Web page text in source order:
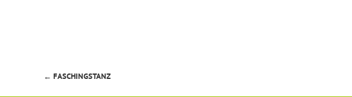
Beitragsnavigation
← FASCHINGSTANZ